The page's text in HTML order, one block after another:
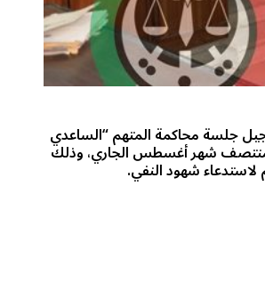
جلسة محاكمة المتهم “الساعدي
الرياني ” إلي منتصف شهر أغسطس الجاري، وذلك
شهود النفي.